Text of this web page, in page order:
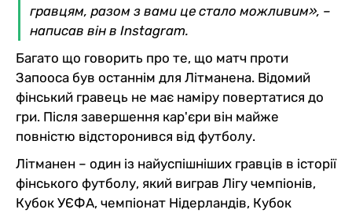
гравцям, разом з вами це стало можливим», –
написав він в Instagram.
Багато що говорить про те, що матч проти
Запооса був останнім для Літманена. Відомий
фінський гравець не має наміру повертатися до
гри. Після завершення кар'єри він майже
повністю відсторонився від футболу.
Літманен – один із найуспішніших гравців в історії
фінського футболу, який виграв Лігу чемпіонів,
Кубок УЄФА, чемпіонат Нідерландів, Кубок